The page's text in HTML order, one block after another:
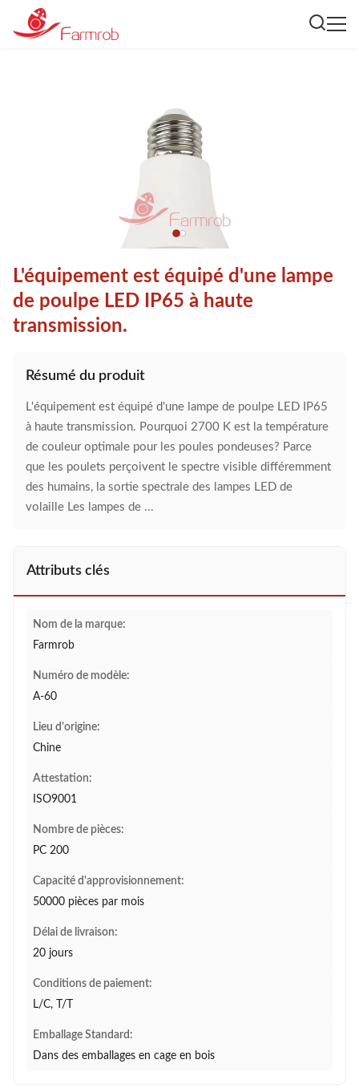
L'équipement est équipé d'une lampe
de poulpe LED IP65 à haute
transmission.
Résumé du produit
L'équipement est équipé d'une lampe de poulpe LED IP65
à haute transmission. Pourquoi 2700 K est la température
de couleur optimale pour les poules pondeuses? Parce
que les poulets perçoivent le spectre visible différemment
des humains, la sortie spectrale des lampes LED de
volaille Les lampes de ...
Attributs clés
Nom de la marque:
Farmrob
Numéro de modèle:
A-60
Lieu d'origine:
Chine
Attestation:
ISO9001
Nombre de pièces:
PC 200
Capacité d'approvisionnement:
50000 pièces par mois
Délai de livraison:
20 jours
Conditions de paiement:
L/C, T/T
Emballage Standard:
Dans des emballages en cage en bois